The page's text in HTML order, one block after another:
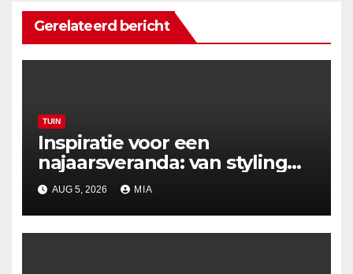
Gerelateerd bericht
TUIN
Inspiratie voor een
najaarsveranda: van styling
tot verwarming
AUG 5, 2026 MIA